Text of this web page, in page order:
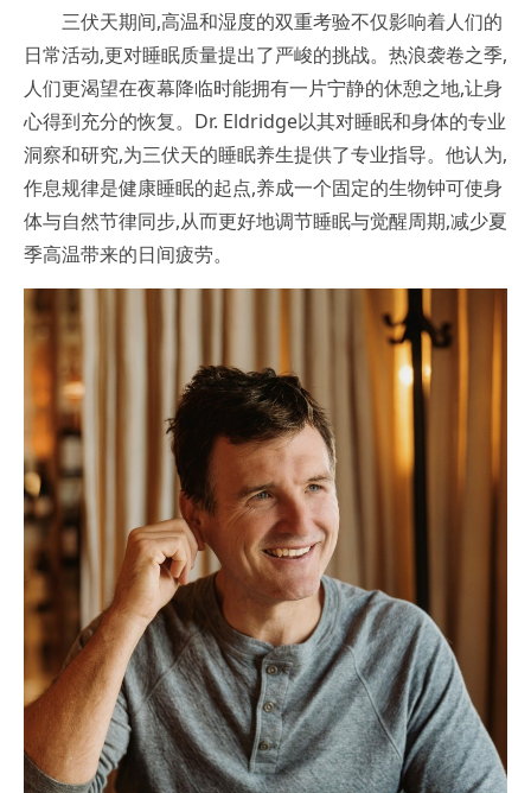
三伏天期间,高温和湿度的双重考验不仅影响着人们的
日常活动,更对睡眠质量提出了严峻的挑战。热浪袭卷之季,
人们更渴望在夜幕降临时能拥有一片宁静的休憩之地,让身
心得到充分的恢复。Dr. Eldridge以其对睡眠和身体的专业
洞察和研究,为三伏天的睡眠养生提供了专业指导。他认为,
作息规律是健康睡眠的起点,养成一个固定的生物钟可使身
体与自然节律同步,从而更好地调节睡眠与觉醒周期,减少夏
季高温带来的日间疲劳。